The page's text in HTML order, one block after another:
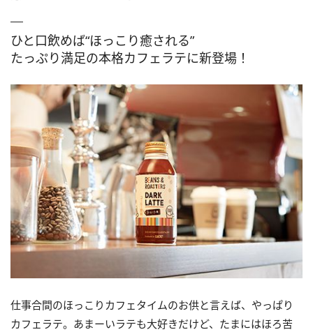
ひと口飲めば“ほっこり癒される”
たっぷり満足の本格カフェラテに新登場！
仕事合間のほっこりカフェタイムのお供と言えば、やっぱり
カフェラテ。あまーいラテも大好きだけど、たまにはほろ苦